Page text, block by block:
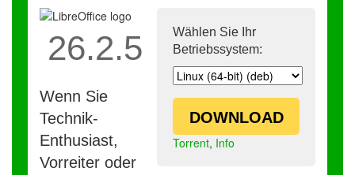
Wählen Sie Ihr
Betriebssystem:
DOWNLOAD
Torrent, Info
26.2.5
Wenn Sie
Technik-
Enthusiast,
Vorreiter oder